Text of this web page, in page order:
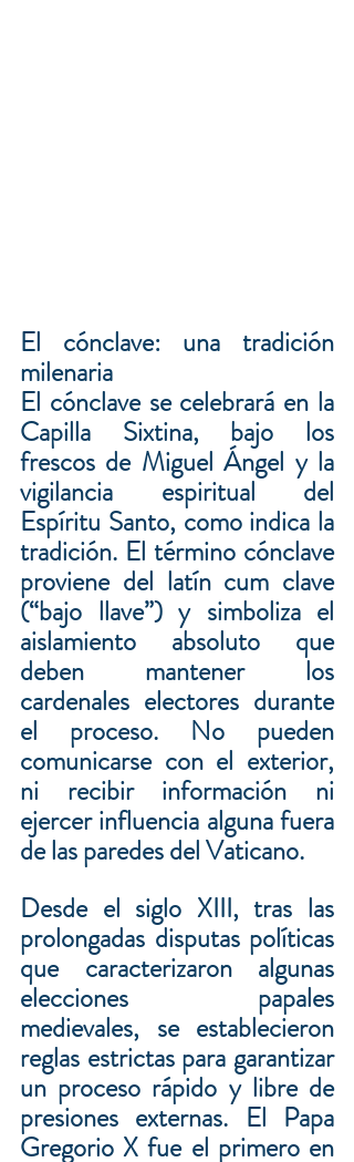
El cónclave: una tradición
milenaria
El cónclave se celebrará en la
Capilla Sixtina, bajo los
frescos de Miguel Ángel y la
vigilancia espiritual del
Espíritu Santo, como indica la
tradición. El término cónclave
proviene del latín cum clave
(“bajo llave”) y simboliza el
aislamiento absoluto que
deben mantener los
cardenales electores durante
el proceso. No pueden
comunicarse con el exterior,
ni recibir información ni
ejercer influencia alguna fuera
de las paredes del Vaticano.
Desde el siglo XIII, tras las
prolongadas disputas políticas
que caracterizaron algunas
elecciones papales
medievales, se establecieron
reglas estrictas para garantizar
un proceso rápido y libre de
presiones externas. El Papa
Gregorio X fue el primero en